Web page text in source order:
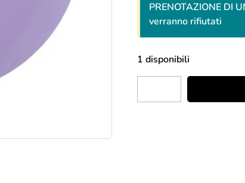
PRENOTAZIONE DI
verranno rifiutati
1 disponibili